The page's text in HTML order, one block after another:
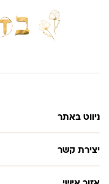
ניווט באתר
יצירת קשר